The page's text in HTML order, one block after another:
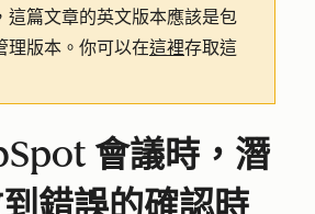
這篇文章的英文版本應該是包
理版本。你可以在這裡存取這
會議時，潛
錯誤的確認時